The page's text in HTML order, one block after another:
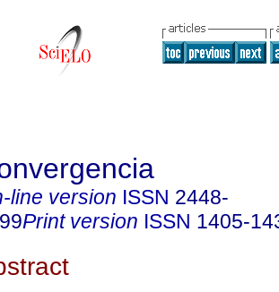
line version ISSN 2448-
Print version ISSN 1405-